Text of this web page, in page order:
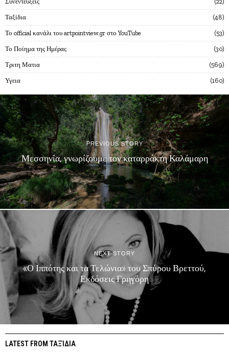
Ταξίδια 48
Το official κανάλι του artpointview.gr στο YouTube 53
Το Ποίημα της Ημέρας 30
Τριτη Ματια 569
Υγεια 160
PREVIOUS STORY
Μεσσηνία, γνωρίζουμε τον καταρράκτη Καλάμαρη
NEXT STORY
«Ο Ιππότης και τα Τελώνια» του Σπύρου Βρεττού,
Εκδόσεις Γρηγόρη
LATEST FROM ΤΑΞΊΔΙΑ